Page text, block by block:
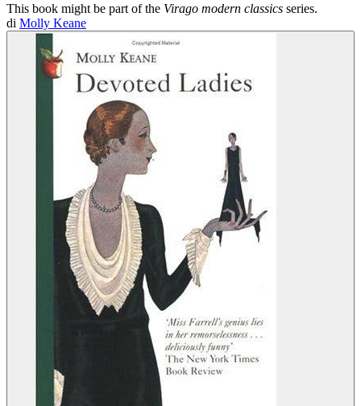
This book might be part of the Virago modern classics series.
di Molly Keane